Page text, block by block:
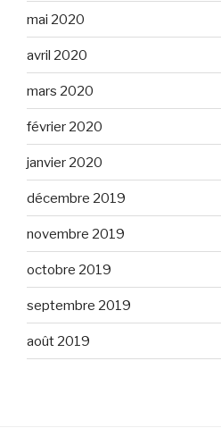
mai 2020
avril 2020
mars 2020
février 2020
janvier 2020
décembre 2019
novembre 2019
octobre 2019
septembre 2019
août 2019